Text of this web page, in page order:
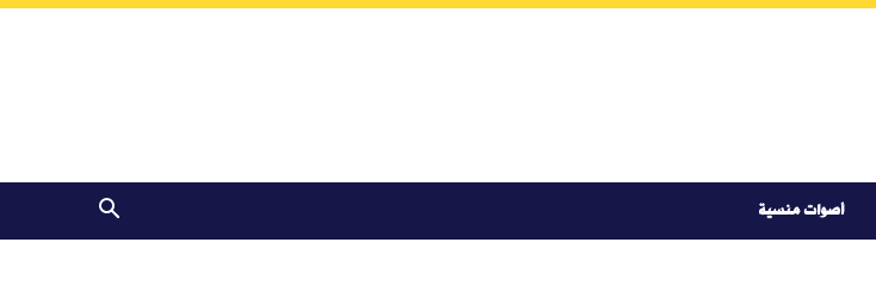
أصوات منسية